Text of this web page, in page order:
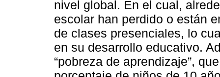
nivel global. En el cual,
escolar han perdido o están
de clases presenciales, lo
en su desarrollo educativo.
“pobreza de aprendizaje”,